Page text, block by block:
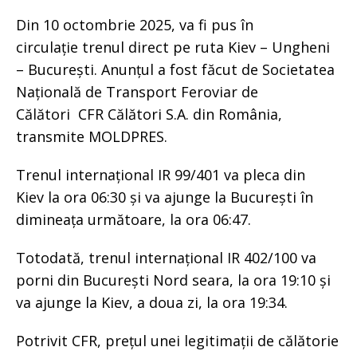
Din 10 octombrie 2025, va fi pus în
circulație trenul direct pe ruta Kiev – Ungheni
– București. Anunțul a fost făcut de Societatea
Națională de Transport Feroviar de
Călători CFR Călători S.A. din România,
transmite MOLDPRES.
Trenul internațional IR 99/401 va pleca din
Kiev la ora 06:30 și va ajunge la București în
dimineața următoare, la ora 06:47.
Totodată, trenul internațional IR 402/100 va
porni din București Nord seara, la ora 19:10 și
va ajunge la Kiev, a doua zi, la ora 19:34.
Potrivit CFR, prețul unei legitimații de călătorie